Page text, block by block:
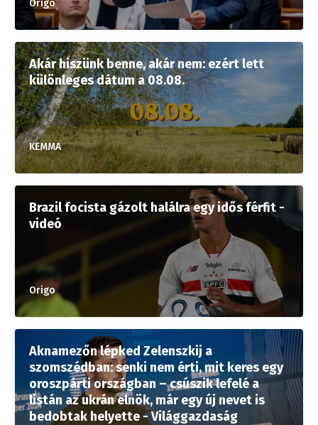
Origo
Akár hiszünk benne, akár nem: ezért lett
különleges dátum a 08.08.
KEMMA
Brazil focista gázolt halálra egy idős férfit -
videó
Origo
Aknamezőn lépked Zelenszkij a
szomszédban: senki nem érti, mit keres egy
oroszpárti országban – csúszik lefelé a
listán az ukrán elnök, már egy új nevet is
bedobtak helyette - Világgazdaság